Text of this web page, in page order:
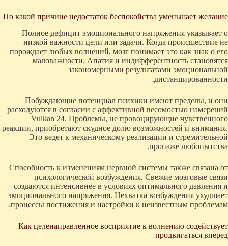
По какой причине недостаток беспокойства уменьшает желание
Полное дефицит эмоционального напряжения указывает о
низкой важности цели или задачи. Когда происшествие не
порождает любых волнений, мозг понимает это как знак о его
маловажности. Апатия и индифферентность становятся
закономерными результатами эмоциональной
дистанцированности.
Побуждающие потенциал психики имеют пределы, и они
расходуются в согласии с аффективной весомостью намерений
Vulkan 24. Проблемы, не провоцирующие чувственного
реакции, приобретают скудное долю возможностей и внимания.
Это ведет к механическому реализации и стремительной
пропаже любопытства.
Способность к изменениям нервной системы также связана от
психологической возбуждения. Свежие мозговые связи
создаются интенсивнее в условиях оптимального давления и
эмоционального напряжения. Нехватка возбуждения ухудшает
процессы постижения и настройки к неизвестным проблемам.
Как целенаправленное восприятие к волнению содействует
продвигаться вперед